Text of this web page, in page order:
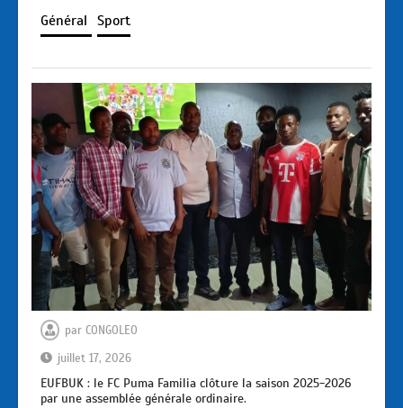
Général Sport
par CONGOLEO
juillet 17, 2026
EUFBUK : le FC Puma Familia clôture la saison 2025-2026
par une assemblée générale ordinaire.